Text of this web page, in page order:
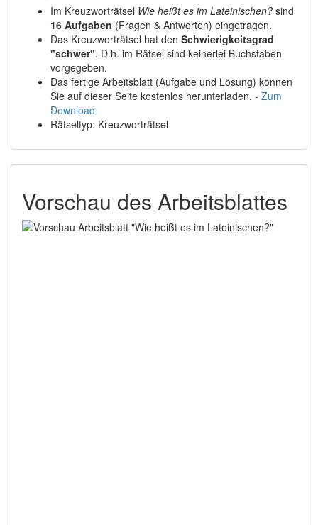
Im Kreuzworträtsel Wie heißt es im Lateinischen? sind
16 Aufgaben (Fragen & Antworten) eingetragen.
Das Kreuzworträtsel hat den Schwierigkeitsgrad
"schwer". D.h. im Rätsel sind keinerlei Buchstaben
vorgegeben.
Das fertige Arbeitsblatt (Aufgabe und Lösung) können
Sie auf dieser Seite kostenlos herunterladen. - Zum
Download
Rätseltyp: Kreuzworträtsel
Vorschau des Arbeitsblattes